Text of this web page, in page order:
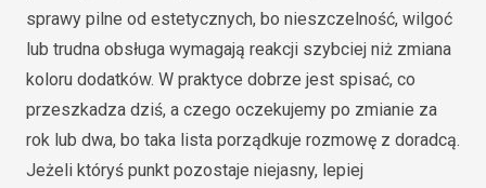
sprawy pilne od estetycznych, bo nieszczelność, wilgoć
lub trudna obsługa wymagają reakcji szybciej niż zmiana
koloru dodatków. W praktyce dobrze jest spisać, co
przeszkadza dziś, a czego oczekujemy po zmianie za
rok lub dwa, bo taka lista porządkuje rozmowę z doradcą.
Jeżeli któryś punkt pozostaje niejasny, lepiej